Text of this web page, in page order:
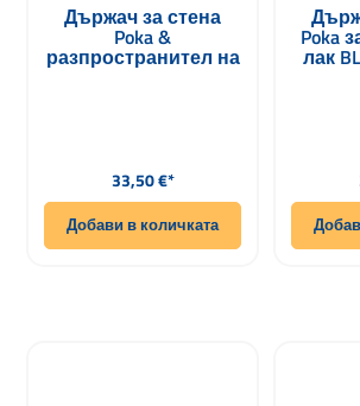
Държач за стена
Poka &
разпространител на
полиращи подложки
Редовна цена:
33,50 €*
Добави в количката
Poka
лак